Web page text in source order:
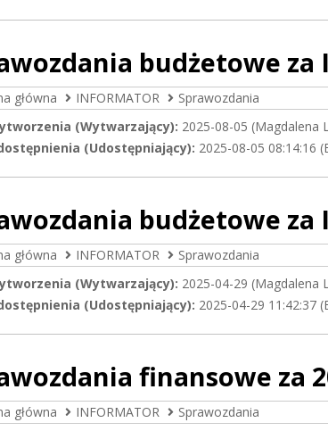
budżetowe za
główna INFORMATOR
Sprawozdania
(Wytwarzający): 2025-08-05 (Magdalena
(Udostępniający): 2025-08-05 08:14:16
budżetowe za
główna INFORMATOR
Sprawozdania
(Wytwarzający): 2025-04-29 (Magdalena
(Udostępniający): 2025-04-29 11:42:37
finansowe za
główna INFORMATOR
Sprawozdania